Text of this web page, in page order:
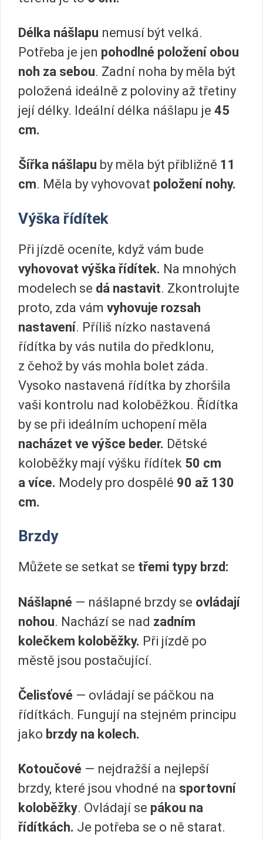
Délka nášlapu nemusí být velká.
Potřeba je jen pohodlné položení obou
noh za sebou. Zadní noha by měla být
položená ideálně z poloviny až třetiny
její délky. Ideální délka nášlapu je 45
cm.
Šířka nášlapu by měla být přibližně 11
cm. Měla by vyhovovat položení nohy.
Výška řídítek
Při jízdě oceníte, když vám bude
vyhovovat výška řídítek. Na mnohých
modelech se dá nastavit. Zkontrolujte
proto, zda vám vyhovuje rozsah
nastavení. Příliš nízko nastavená
řídítka by vás nutila do předklonu,
z čehož by vás mohla bolet záda.
Vysoko nastavená řídítka by zhoršila
vaši kontrolu nad koloběžkou. Řídítka
by se při ideálním uchopení měla
nacházet ve výšce beder. Dětské
koloběžky mají výšku řídítek 50 cm
a více. Modely pro dospělé 90 až 130
cm.
Brzdy
Můžete se setkat se třemi typy brzd:
Nášlapné — nášlapné brzdy se ovládají
nohou. Nachází se nad zadním
kolečkem koloběžky. Při jízdě po
městě jsou postačující.
Čelisťové — ovládají se páčkou na
řídítkách. Fungují na stejném principu
jako brzdy na kolech.
Kotoučové — nejdražší a nejlepší
brzdy, které jsou vhodné na sportovní
koloběžky. Ovládají se pákou na
řídítkách. Je potřeba se o ně starat.